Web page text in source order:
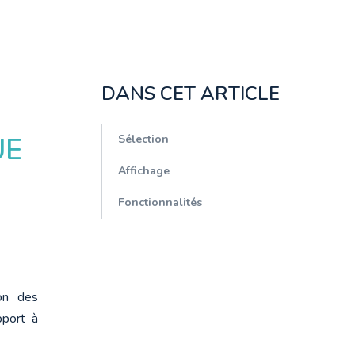
des
à
DANS CET ARTICLE
Sélection
Affichage
Fonctionnalités